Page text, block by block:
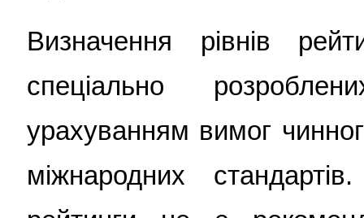
Визначення рівнів
спеціально
урахуванням вимог
міжнародних